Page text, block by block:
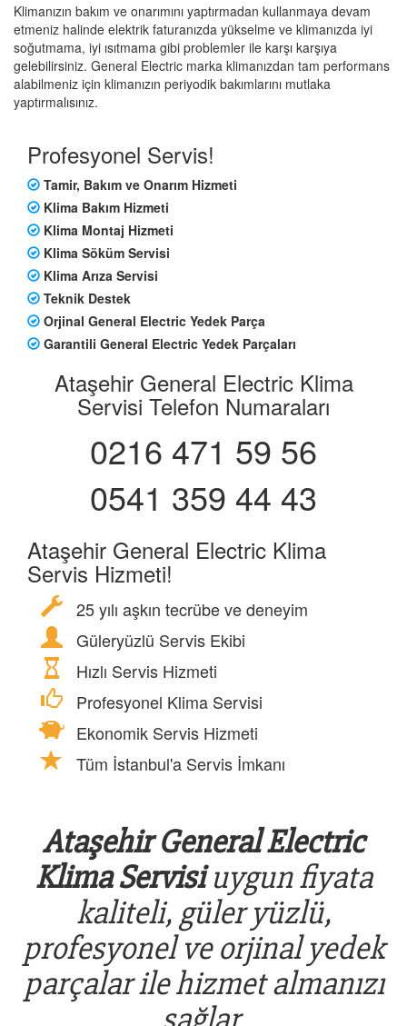
Klimanızın bakım ve onarımını yaptırmadan kullanmaya devam
etmeniz halinde elektrik faturanızda yükselme ve klimanızda iyi
soğutmama, iyi ısıtmama gibi problemler ile karşı karşıya
gelebilirsiniz. General Electric marka klimanızdan tam performans
alabilmeniz için klimanızın periyodik bakımlarını mutlaka
yaptırmalısınız.
Profesyonel Servis!
Tamir, Bakım ve Onarım Hizmeti
Klima Bakım Hizmeti
Klima Montaj Hizmeti
Klima Söküm Servisi
Klima Arıza Servisi
Teknik Destek
Orjinal General Electric Yedek Parça
Garantili General Electric Yedek Parçaları
Ataşehir General Electric Klima
Servisi Telefon Numaraları
0216 471 59 56
0541 359 44 43
Ataşehir General Electric Klima
Servis Hizmeti!
25 yılı aşkın tecrübe ve deneyim
Güleryüzlü Servis Ekibi
Hızlı Servis Hizmeti
Profesyonel Klima Servisi
Ekonomik Servis Hizmeti
Tüm İstanbul'a Servis İmkanı
Ataşehir General Electric
Klima Servisiuygun fiyata
kaliteli, güler yüzlü,
profesyonel ve orjinal yedek
parçalar ile hizmet almanızı